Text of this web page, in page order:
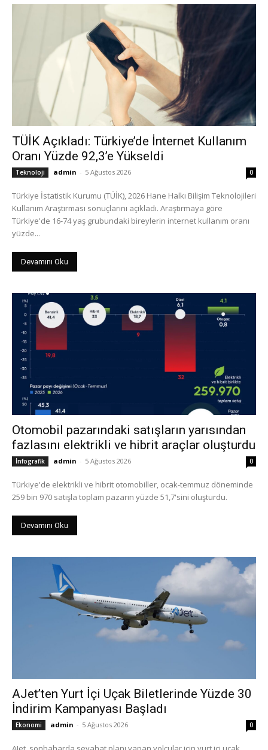
TÜİK Açıkladı: Türkiye’de İnternet Kullanım
Oranı Yüzde 92,3’e Yükseldi
Teknoloji admin - 5 Ağustos 2026 0
Türkiye İstatistik Kurumu (TÜİK), 2026 Hane Halkı Bilişim Teknolojileri
Kullanım Araştırması sonuçlarını açıkladı. Araştırmaya göre
Türkiye'de 16-74 yaş grubundaki bireylerin internet kullanım oranı
yüzde...
Devamını Oku
Otomobil pazarındaki satışların yarısından
fazlasını elektrikli ve hibrit araçlar oluşturdu
İnfografik admin - 5 Ağustos 2026 0
Türkiye'de elektrikli ve hibrit otomobiller, ocak-temmuz döneminde
259 bin 970 satışla toplam pazarın yüzde 51,7'sini oluşturdu.
Devamını Oku
AJet’ten Yurt İçi Uçak Biletlerinde Yüzde 30
İndirim Kampanyası Başladı
Ekonomi admin - 5 Ağustos 2026 0